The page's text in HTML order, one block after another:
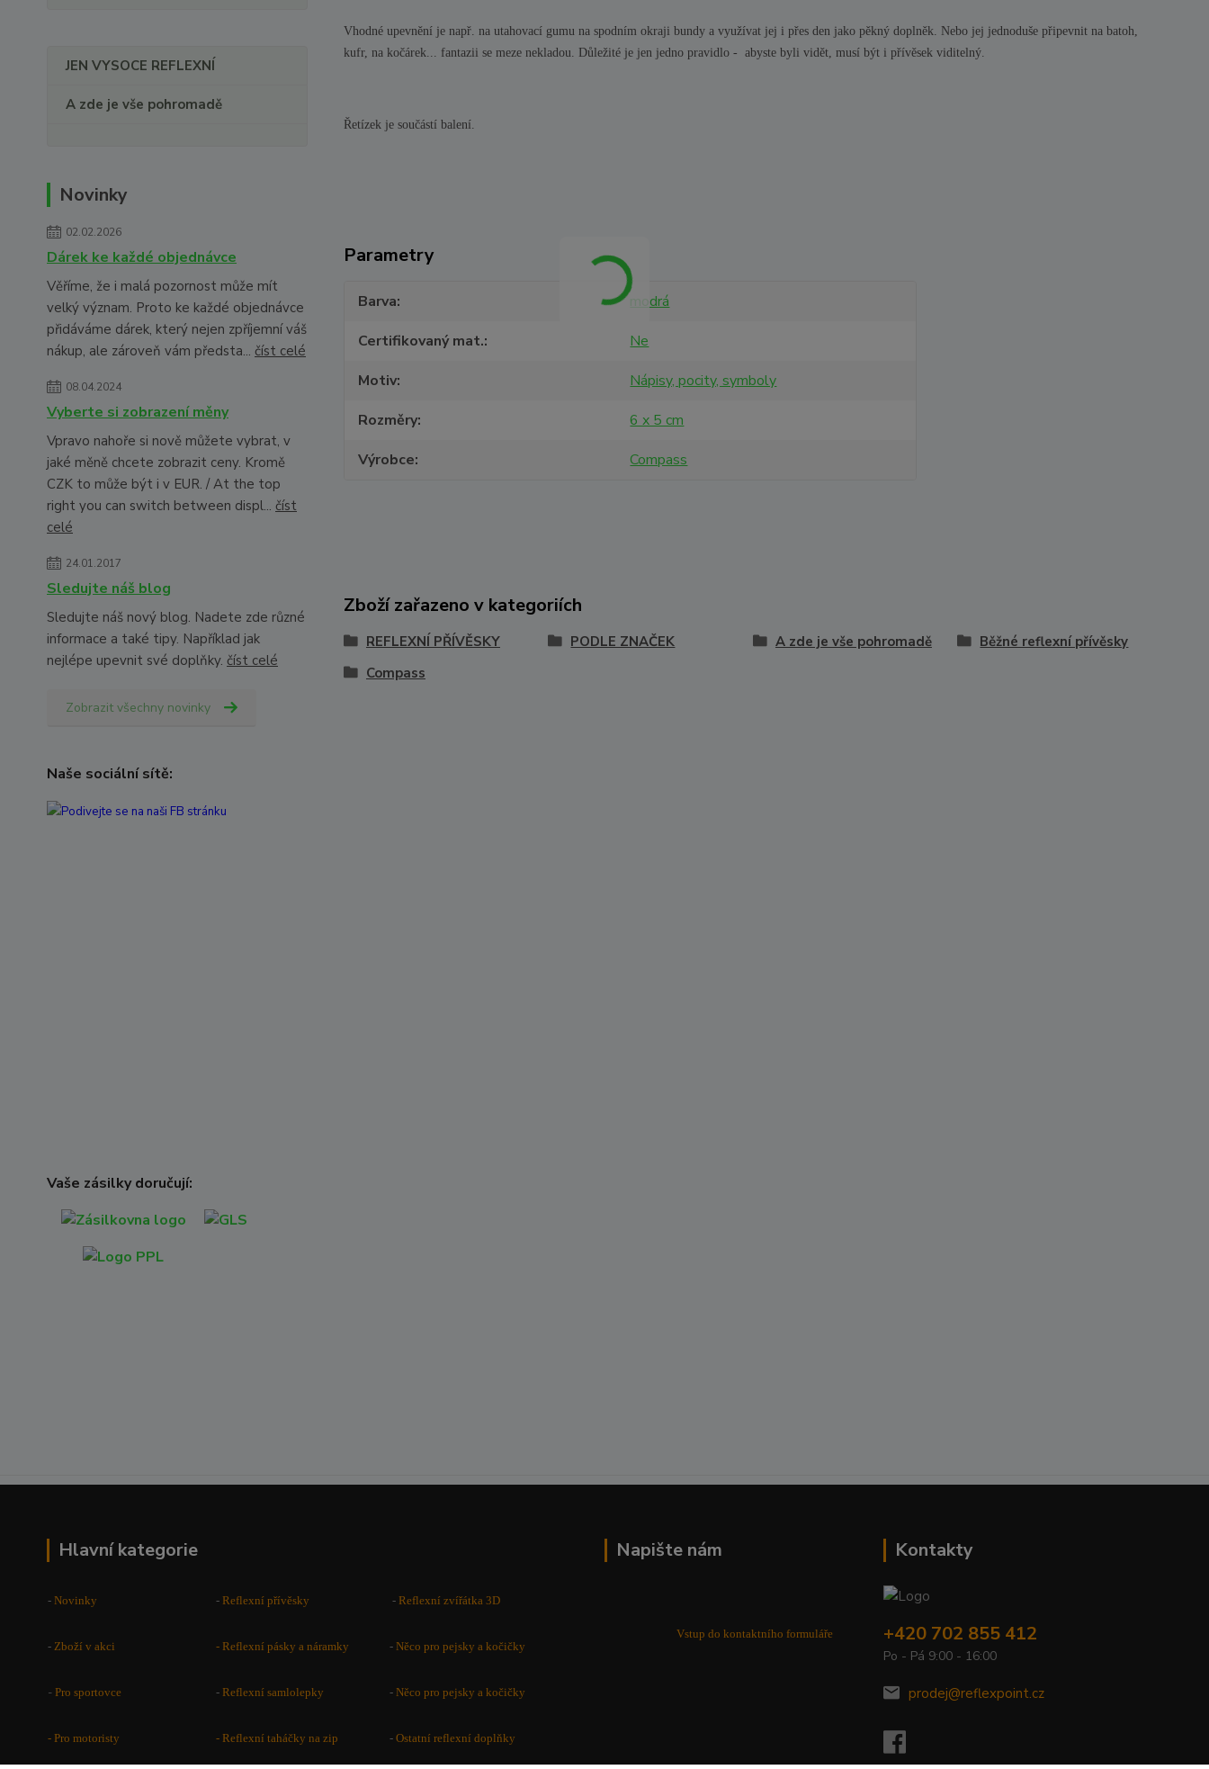
JEN VYSOCE REFLEXNÍ
A zde je vše pohromadě
Novinky
02.02.2026
Dárek ke každé objednávce
Věříme, že i malá pozornost může mít
velký význam. Proto ke každé objednávce
přidáváme dárek, který nejen zpříjemní váš
nákup, ale zároveň vám předsta... číst celé
08.04.2024
Vyberte si zobrazení měny
Vpravo nahoře si nově můžete vybrat, v
jaké měně chcete zobrazit ceny. Kromě
CZK to může být i v EUR. / At the top
right you can switch between displ... číst
celé
24.01.2017
Sledujte náš blog
Sledujte náš nový blog. Nadete zde různé
informace a také tipy. Například jak
nejlépe upevnit své doplňky. číst celé
Zobrazit všechny novinky
Naše sociální sítě:
Vaše zásilky doručují:
Vhodné upevnění je např. na utahovací gumu na spodním okraji bundy a využívat jej i přes den jako pěkný doplněk. Nebo jej jednoduše připevnit na batoh,
kufr, na kočárek... fantazii se meze nekladou. Důležité je jen jedno pravidlo - abyste byli vidět, musí být i přívěsek viditelný.
Řetízek je součástí balení.
Parametry
Barva
modrá
Certifikovaný mat.
Ne
Motiv
Nápisy, pocity, symboly
Rozměry
6 x 5 cm
Výrobce
Compass
Zboží zařazeno v kategoriích
REFLEXNÍ PŘÍVĚSKY PODLE ZNAČEK A zde je vše pohromadě
Běžné reflexní přívěsky
Compass
Hlavní kategorie
- Novinky - Reflexní přívěsky - Reflexní zvířátka 3D
- Zboží v akci - Reflexní pásky a náramky - Něco pro pejsky a kočičky
- Pro sportovce - Reflexní samlolepky - Něco pro pejsky a kočičky
- Pro motoristy - Reflexní taháčky na zip - Ostatní reflexní doplňky
Napište nám
Vstup do kontaktního formuláře
Kontakty
+420 702 855 412
Po - Pá 9:00 - 16:00
prodej@reflexpoint.cz